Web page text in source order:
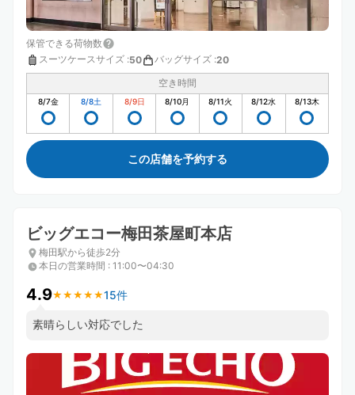
保管できる荷物数
スーツケースサイズ :50 バッグサイズ :20
空き時間
8/7金 8/8土 8/9日 8/10月 8/11火 8/12水 8/13木
この店舗を予約する
ビッグエコー梅田茶屋町本店
梅田駅から徒歩2分
本日の営業時間 : 11:00〜04:30
4.9★ ★ ★ ★ ★
★ ★ ★ ★ ★15件
素晴らしい対応でした